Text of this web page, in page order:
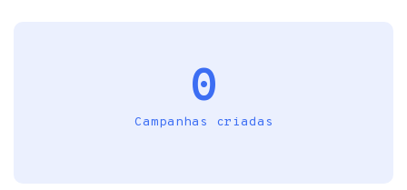
0
Campanhas criadas